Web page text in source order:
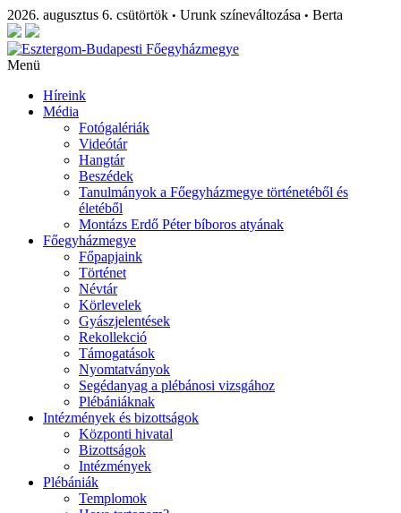
2026. augusztus 6. csütörtök • Urunk színeváltozása • Berta
Menü
Híreink
Média
Fotógalériák
Videótár
Hangtár
Beszédek
Tanulmányok a Főegyházmegye történetéből és
életéből
Montázs Erdő Péter bíboros atyának
Főegyházmegye
Főpapjaink
Történet
Névtár
Körlevelek
Gyászjelentések
Rekollekció
Támogatások
Nyomtatványok
Segédanyag a plébánosi vizsgához
Plébániáknak
Intézmények és bizottságok
Központi hivatal
Bizottságok
Intézmények
Plébániák
Templomok